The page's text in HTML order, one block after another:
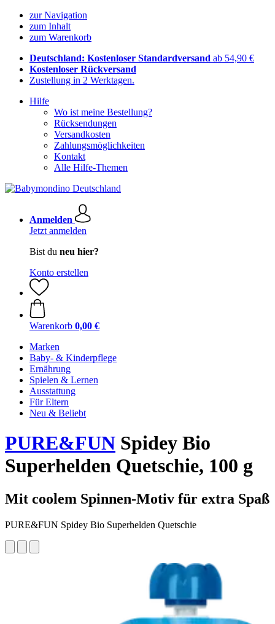
zur Navigation
zum Inhalt
zum Warenkorb
Deutschland: Kostenloser Standardversand ab 54,90 €
Kostenloser Rückversand
Zustellung in 2 Werktagen.
Hilfe
Wo ist meine Bestellung?
Rücksendungen
Versandkosten
Zahlungsmöglichkeiten
Kontakt
Alle Hilfe-Themen
Anmelden
Jetzt anmelden
Bist du neu hier?
Konto erstellen
Warenkorb 0,00 €
Marken
Baby- & Kinderpflege
Ernährung
Spielen & Lernen
Ausstattung
Für Eltern
Neu & Beliebt
PURE&FUN Spidey Bio
Superhelden Quetschie, 100 g
Mit coolem Spinnen-Motiv für extra Spaß
PURE&FUN Spidey Bio Superhelden Quetschie